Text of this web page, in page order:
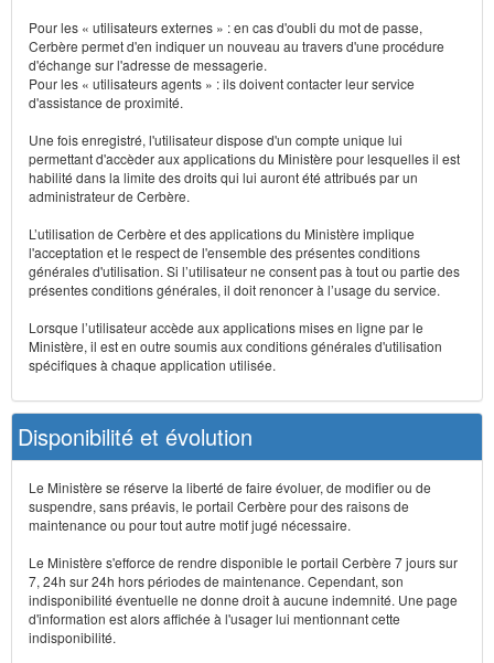
Pour les « utilisateurs externes » : en cas d'oubli du mot de passe,
Cerbère permet d'en indiquer un nouveau au travers d'une procédure
d'échange sur l'adresse de messagerie.
Pour les « utilisateurs agents » : ils doivent contacter leur service
d'assistance de proximité.
Une fois enregistré, l'utilisateur dispose d'un compte unique lui
permettant d'accèder aux applications du Ministère pour lesquelles il est
habilité dans la limite des droits qui lui auront été attribués par un
administrateur de Cerbère.
L’utilisation de Cerbère et des applications du Ministère implique
l'acceptation et le respect de l'ensemble des présentes conditions
générales d'utilisation. Si l’utilisateur ne consent pas à tout ou partie des
présentes conditions générales, il doit renoncer à l’usage du service.
Lorsque l’utilisateur accède aux applications mises en ligne par le
Ministère, il est en outre soumis aux conditions générales d'utilisation
spécifiques à chaque application utilisée.
Disponibilité et évolution
Le Ministère se réserve la liberté de faire évoluer, de modifier ou de
suspendre, sans préavis, le portail Cerbère pour des raisons de
maintenance ou pour tout autre motif jugé nécessaire.
Le Ministère s'efforce de rendre disponible le portail Cerbère 7 jours sur
7, 24h sur 24h hors périodes de maintenance. Cependant, son
indisponibilité éventuelle ne donne droit à aucune indemnité. Une page
d'information est alors affichée à l'usager lui mentionnant cette
indisponibilité.